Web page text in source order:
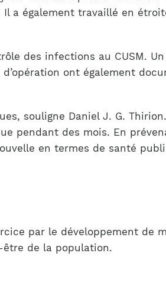
a également travaillé en
des infections au CUSM.
ont également
souligne Daniel J. G.
pendant des mois. En
en termes de santé
par le développement de
de la population.